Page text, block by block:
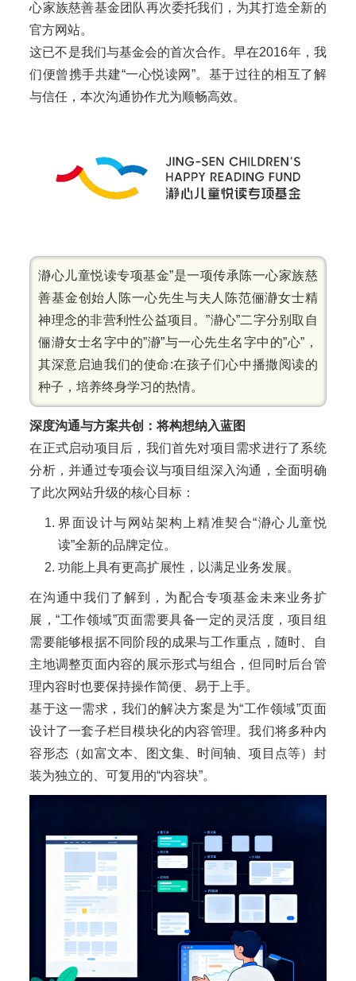
心家族慈善基金团队再次委托我们，为其打造全新的
官方网站。
这已不是我们与基金会的首次合作。早在2016年，我
们便曾携手共建“一心悦读网”。基于过往的相互了解
与信任，本次沟通协作尤为顺畅高效。
瀞心儿童悦读专项基金”是一项传承陈一心家族慈
善基金创始人陈一心先生与夫人陈范俪瀞女士精
神理念的非营利性公益项目。”瀞心”二字分别取自
俪瀞女士名字中的”瀞”与一心先生名字中的”心”，
其深意启迪我们的使命:在孩子们心中播撒阅读的
种子，培养终身学习的热情。
深度沟通与方案共创：将构想纳入蓝图
在正式启动项目后，我们首先对项目需求进行了系统
分析，并通过专项会议与项目组深入沟通，全面明确
了此次网站升级的核心目标：
界面设计与网站架构上精准契合“瀞心儿童悦
读”全新的品牌定位。
功能上具有更高扩展性，以满足业务发展。
在沟通中我们了解到，为配合专项基金未来业务扩
展，“工作领域”页面需要具备一定的灵活度，项目组
需要能够根据不同阶段的成果与工作重点，随时、自
主地调整页面内容的展示形式与组合，但同时后台管
理内容时也要保持操作简便、易于上手。
基于这一需求，我们的解决方案是为“工作领域”页面
设计了一套子栏目模块化的内容管理。我们将多种内
容形态（如富文本、图文集、时间轴、项目点等）封
装为独立的、可复用的“内容块”。